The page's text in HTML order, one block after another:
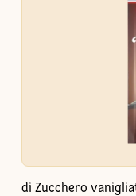
di Zucchero